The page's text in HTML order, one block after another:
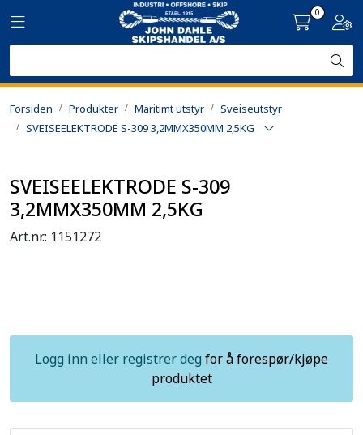
Skip to main content
Toggle navigation
0
Forsiden Produkter Maritimt utstyr
Sveiseutstyr
SVEISEELEKTRODE S-309 3,2MMX350MM 2,5KG
SVEISEELEKTRODE S-309
3,2MMX350MM 2,5KG
Art.nr.: 1151272
Logg inn eller registrer deg for å forespør/kjøpe
produktet
Utleie
Forsvarsindustri
Utvikling